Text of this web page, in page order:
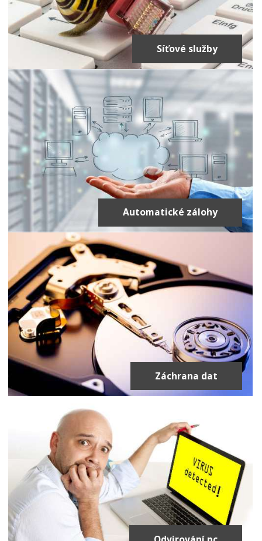
Síťové služby
Automatické zálohy
Záchrana dat